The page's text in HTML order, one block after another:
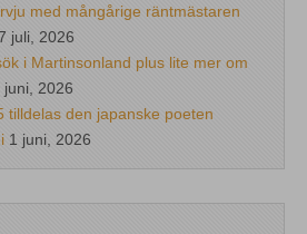
med mångårige räntmästaren
juli, 2026
i Martinsonland plus lite mer om
juni, 2026
tilldelas den japanske poeten
1 juni, 2026